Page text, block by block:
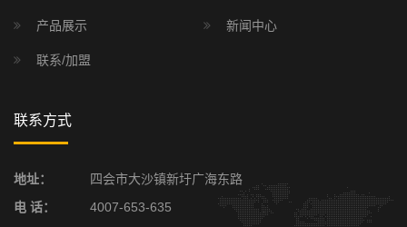
产品展示 新闻中心
联系/加盟
联系方式
地址：
四会市大沙镇新圩广海东路
电 话：
4007-653-635